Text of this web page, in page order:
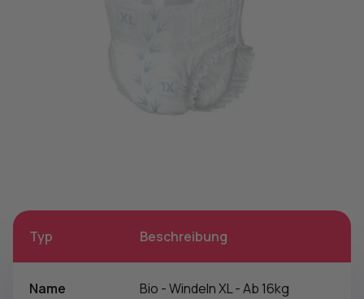
Typ Beschreibung
Name Bio - Windeln XL - Ab 16kg